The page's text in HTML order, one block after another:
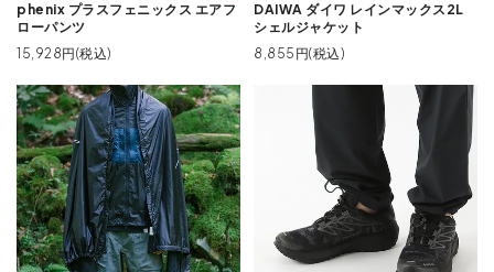
phenix プラスフェニックス エアフ
ローパンツ
15,928円(税込)
DAIWA ダイワ レインマックス2L
シェルジャケット
8,855円(税込)